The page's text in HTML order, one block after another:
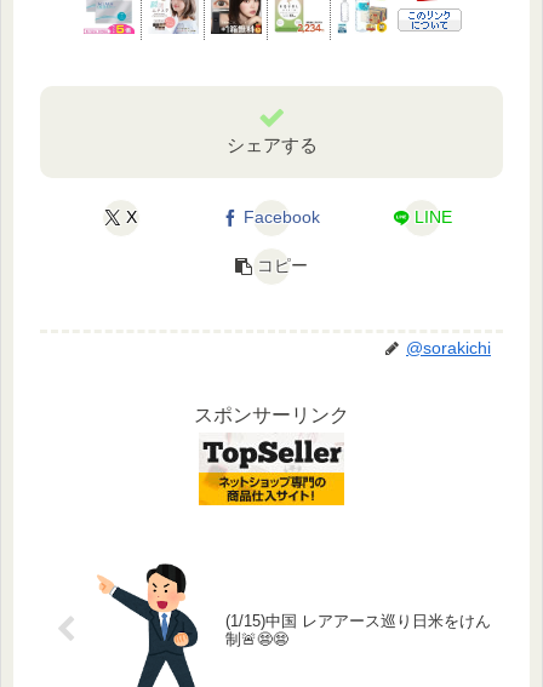
シェアする
X Facebook LINE
コピー
@sorakichi
スポンサーリンク
(1/15)中国 レアアース巡り日米をけん
制🚨😨😨